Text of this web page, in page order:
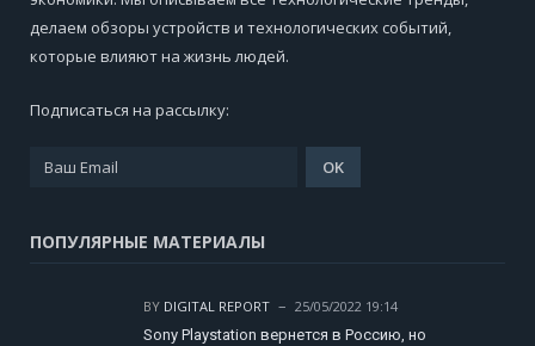
делаем обзоры устройств и технологических событий,
которые влияют на жизнь людей.
Подписаться на рассылку:
ПОПУЛЯРНЫЕ МАТЕРИАЛЫ
BY DIGITAL REPORT
25/05/2022 19:14
Sony Playstation вернется в Россию, но